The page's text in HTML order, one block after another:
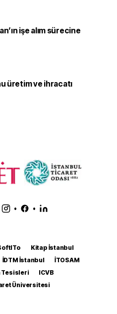
işe alım sürecine
üretim ve ihracatı
• •
Kitap İstanbul
İDTM İstanbul
İTOSAM
Tesisleri
ICVB
Üniversitesi